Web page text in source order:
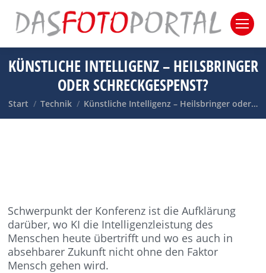
KÜNSTLICHE INTELLIGENZ – HEILSBRINGER
ODER SCHRECKGESPENST?
Sie befinden sich hier:
Start Technik Künstliche Intelligenz – Heilsbringer oder…
Schwerpunkt der Konferenz ist die Aufklärung
darüber, wo KI die Intelligenzleistung des
Menschen heute übertrifft und wo es auch in
absehbarer Zukunft nicht ohne den Faktor
Mensch gehen wird.